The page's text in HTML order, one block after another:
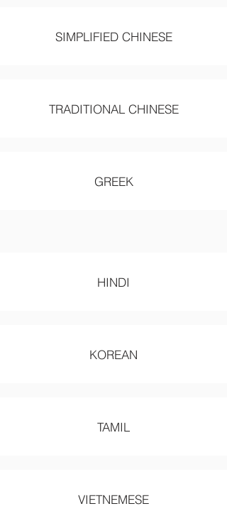
SIMPLIFIED CHINESE
TRADITIONAL CHINESE
GREEK
HINDI
KOREAN
TAMIL
VIETNEMESE